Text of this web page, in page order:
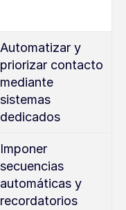
Automatizar y
priorizar contacto
mediante
sistemas
dedicados
Imponer
secuencias
automáticas y
recordatorios